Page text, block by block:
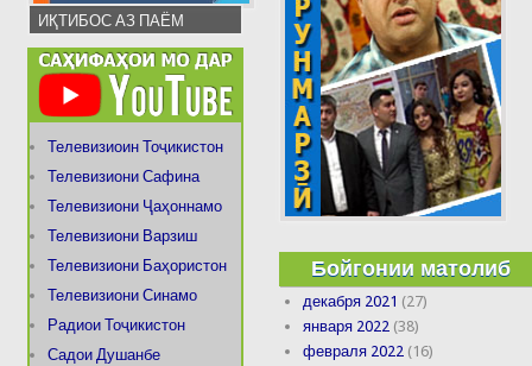
ИҚТИБОС АЗ ПАЁМ
Телевизиоин Тоҷикистон
Телевизиони Сафина
Телевизиони Ҷаҳоннамо
Телевизиони Варзиш
Телевизиони Баҳористон
Телевизиони Синамо
Радиои Тоҷикистон
Садои Душанбе
Бойгонии матолиб
декабря 2021 (27)
января 2022 (38)
февраля 2022 (16)